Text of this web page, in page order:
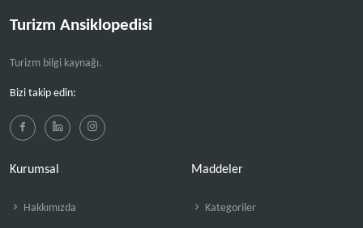
Turizm Ansiklopedisi
Turizm bilgi kaynağı.
Bizi takip edin:
Kurumsal
Hakkımızda
Maddeler
Kategoriler